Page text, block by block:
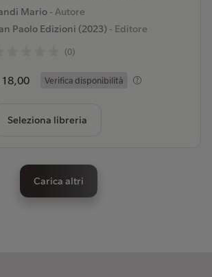
Mario - Autore
Paolo Edizioni (2023)- Editore
(0)
Verifica disponibilità
Seleziona libreria
Carica altri